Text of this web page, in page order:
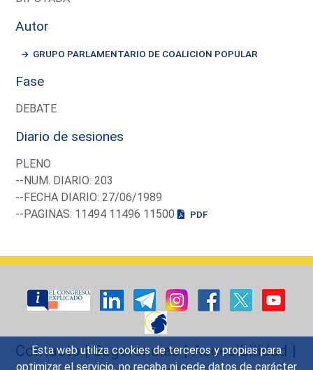
Esta web utiliza cookies de terceros y propias para
optimizar el servicio, no recaba ni cede datos de carácter
Autor
GRUPO PARLAMENTARIO DE COALICION POPULAR
Fase
DEBATE
Diario de sesiones
PLENO
--NUM. DIARIO: 203
--FECHA DIARIO: 27/06/1989
--PAGINAS: 11494 11496 11500
PDF
Contacto|Sugerencias|Accesibilidad |